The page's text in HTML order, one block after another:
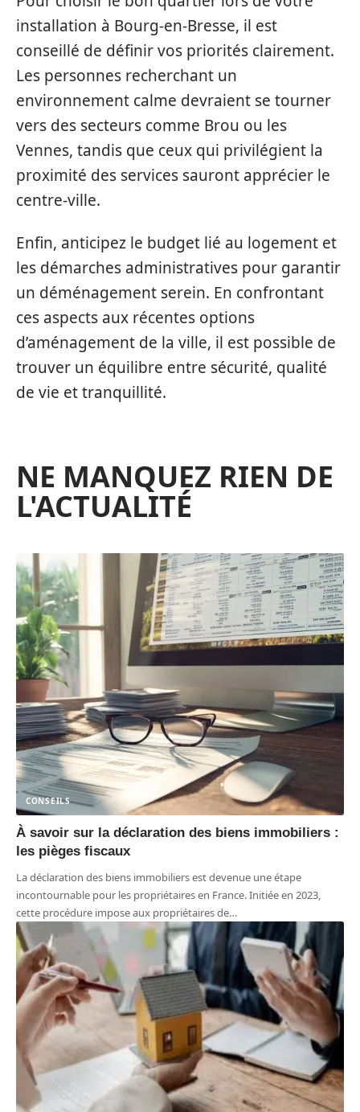
installation à Bourg-en-Bresse, il est
conseillé de définir vos priorités clairement.
Les personnes recherchant un
environnement calme devraient se tourner
vers des secteurs comme Brou ou les
Vennes, tandis que ceux qui privilégient la
proximité des services sauront apprécier le
centre-ville.
Enfin, anticipez le budget lié au logement et
les démarches administratives pour garantir
un déménagement serein. En confrontant
ces aspects aux récentes options
d’aménagement de la ville, il est possible de
trouver un équilibre entre sécurité, qualité
de vie et tranquillité.
NE MANQUEZ RIEN DE
L'ACTUALITÉ
CONSEILS
À savoir sur la déclaration des biens immobiliers :
les pièges fiscaux
La déclaration des biens immobiliers est devenue une étape
incontournable pour les propriétaires en France. Initiée en 2023,
cette procédure impose aux propriétaires de…